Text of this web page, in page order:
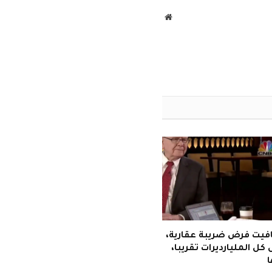
موقع
فرض ضريبة عقارية،
المليارديرات تقريبا،